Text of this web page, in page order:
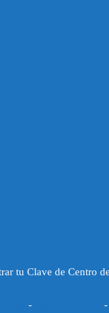
tu Clave de Centro
-